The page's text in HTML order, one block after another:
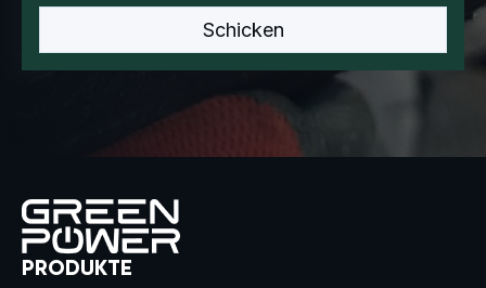
PRODUKTE